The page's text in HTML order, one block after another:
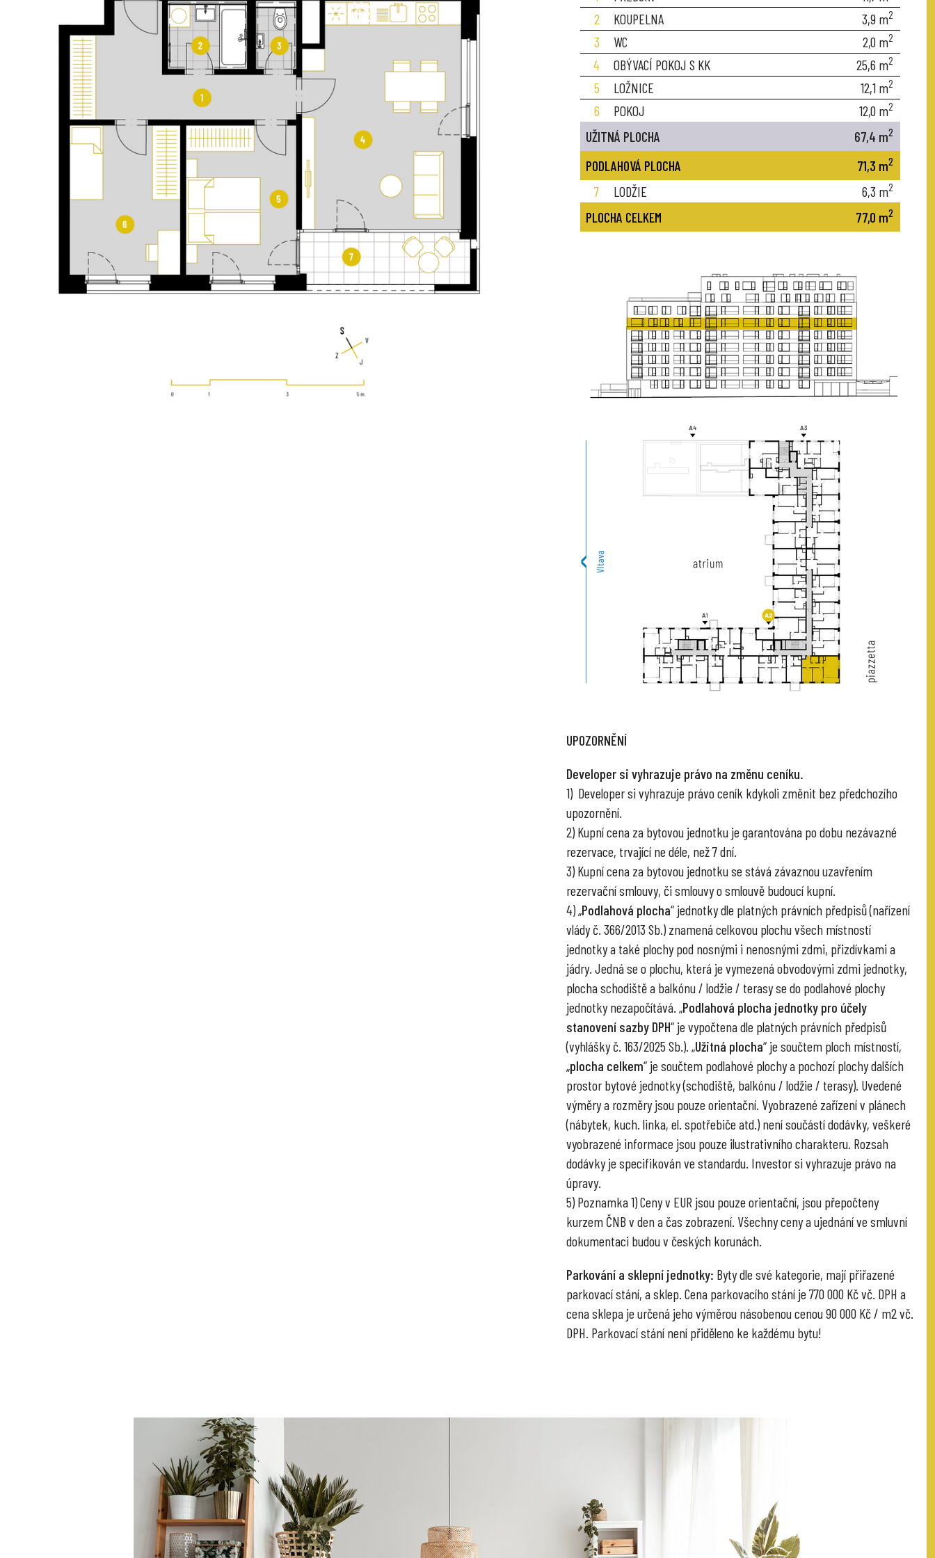
2
KOUPELNA 3,9 m2
3 WC 2,0 m2
4 OBÝVACÍ POKOJ S KK 25,6 m2
5 LOŽNICE 12,1 m2
6 POKOJ 12,0 m2
UŽITNÁ PLOCHA 67,4 m2
PODLAHOVÁ PLOCHA 71,3 m2
7 LODŽIE 6,3 m2
PLOCHA CELKEM 77,0 m2
UPOZORNĚNÍ
Developer si vyhrazuje právo na změnu ceníku.
1) Developer si vyhrazuje právo ceník kdykoli změnit bez předchozího
upozornění.
2) Kupní cena za bytovou jednotku je garantována po dobu nezávazné
rezervace, trvající ne déle, než 7 dní.
3) Kupní cena za bytovou jednotku se stává závaznou uzavřením
rezervační smlouvy, či smlouvy o smlouvě budoucí kupní.
4) „Podlahová plocha“ jednotky dle platných právních předpisů (nařízení
vlády č. 366/2013 Sb.) znamená celkovou plochu všech místností
jednotky a také plochy pod nosnými i nenosnými zdmi, přizdívkami a
jádry. Jedná se o plochu, která je vymezená obvodovými zdmi jednotky,
plocha schodiště a balkónu / lodžie / terasy se do podlahové plochy
jednotky nezapočítává. „Podlahová plocha jednotky pro účely
stanovení sazby DPH“ je vypočtena dle platných právních předpisů
(vyhlášky č. 163/2025 Sb.). „Užitná plocha“ je součtem ploch místností,
„plocha celkem“ je součtem podlahové plochy a pochozí plochy dalších
prostor bytové jednotky (schodiště, balkónu / lodžie / terasy). Uvedené
výměry a rozměry jsou pouze orientační. Vyobrazené zařízení v plánech
(nábytek, kuch. linka, el. spotřebiče atd.) není součástí dodávky, veškeré
vyobrazené informace jsou pouze ilustrativního charakteru. Rozsah
dodávky je specifikován ve standardu. Investor si vyhrazuje právo na
úpravy.
5) Poznamka 1) Ceny v EUR jsou pouze orientační, jsou přepočteny
kurzem ČNB v den a čas zobrazení. Všechny ceny a ujednání ve smluvní
dokumentaci budou v českých korunách.
Parkování a sklepní jednotky: Byty dle své kategorie, mají přiřazené
parkovací stání, a sklep. Cena parkovacího stání je 770 000 Kč vč. DPH a
cena sklepa je určená jeho výměrou násobenou cenou 90 000 Kč / m2 vč.
DPH. Parkovací stání není přiděleno ke každému bytu!